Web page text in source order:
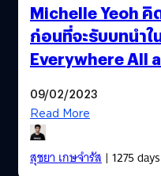
Michelle Yeoh คิ
ก่อนที่จะรับบทนำ
Everywhere All
09/02/2023
Read More
สุชยา เกษจำรัส| 1275